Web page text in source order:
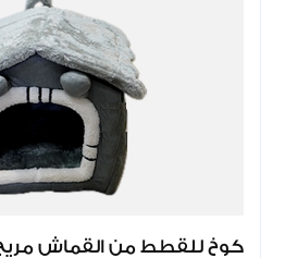
كوخ للقطط من القماش